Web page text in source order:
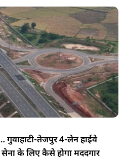
गुवाहाटी-तेजपुर 4-लेन हाईवे
सेना के लिए कैसे होगा मददगार